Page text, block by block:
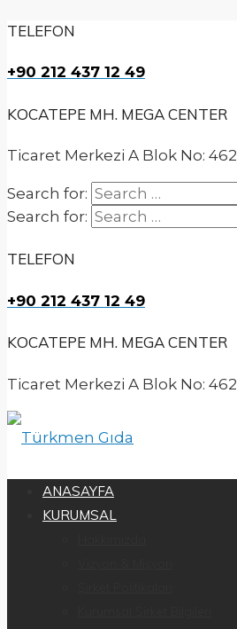
TELEFON
+90 212 437 12 49
KOCATEPE MH. MEGA CENTER
Ticaret Merkezi A Blok No: 462
Search for:
Search for:
TELEFON
+90 212 437 12 49
KOCATEPE MH. MEGA CENTER
Ticaret Merkezi A Blok No: 462
ANASAYFA
KURUMSAL